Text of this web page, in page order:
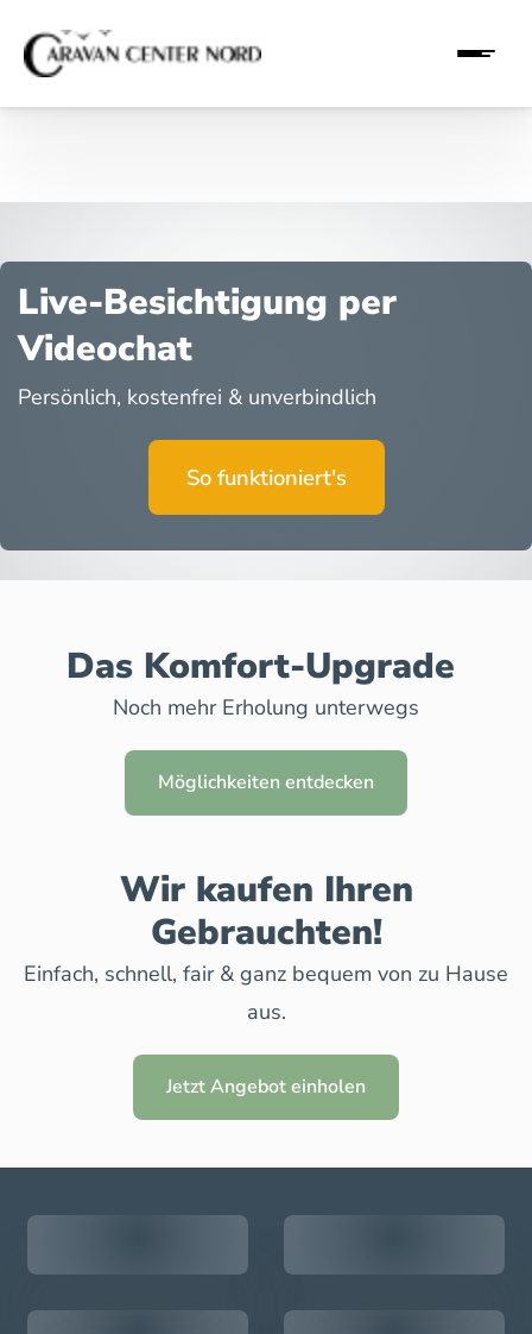
Live-Besichtigung per
Videochat
Persönlich, kostenfrei & unverbindlich
So funktioniert's
Das Komfort-Upgrade
Noch mehr Erholung unterwegs
Möglichkeiten entdecken
Wir kaufen Ihren
Gebrauchten!
Einfach, schnell, fair & ganz bequem von zu Hause
aus.
Jetzt Angebot einholen